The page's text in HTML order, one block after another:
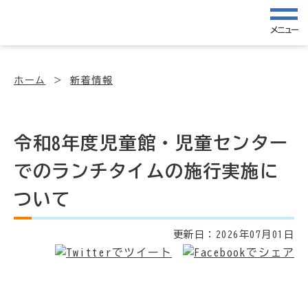
メニュー
ホーム 新着情報
令和8年度児童館・児童センター
でのランチタイムの施行実施に
ついて
更新日： 2026年07月01日